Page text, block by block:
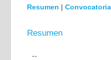
Resumen | Convocatoria
Resumen
--